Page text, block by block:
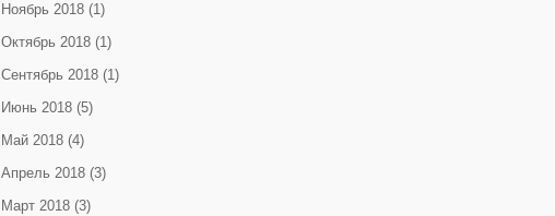
Ноябрь 2018 (1)
Октябрь 2018 (1)
Сентябрь 2018 (1)
Июнь 2018 (5)
Май 2018 (4)
Апрель 2018 (3)
Март 2018 (3)